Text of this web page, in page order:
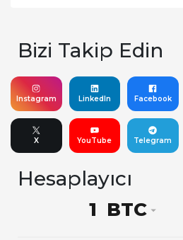
Bizi Takip Edin
Instagram LinkedIn Facebook
X YouTube Telegram
Hesaplayıcı
BTC